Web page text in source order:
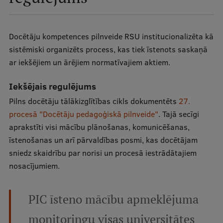
Docētāju kompetences pilnveide RSU institucionalizēta kā
sistēmiski organizēts process, kas tiek īstenots saskaņā
ar iekšējiem un ārējiem normatīvajiem aktiem.
Iekšējais regulējums
Pilns docētāju tālākizglītības cikls dokumentēts 27.
procesā "Docētāju pedagoģiskā pilnveide". Tajā secīgi
aprakstīti visi mācību plānošanas, komunicēšanas,
īstenošanas un arī pārvaldības posmi, kas docētājam
sniedz skaidrību par norisi un procesā iestrādātajiem
nosacījumiem.
PIC īsteno mācību apmeklējuma
monitoringu visas universitātes